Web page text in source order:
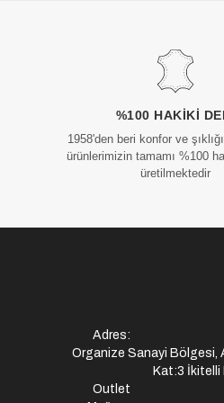
%100 HAKIKI
1958'den beri konfor ve
ürünlerimizin tamamı %100
üretilmektedir
Adres:
Organize Sanayi Bölgesi,
Kat:3 İkitelli
Outlet